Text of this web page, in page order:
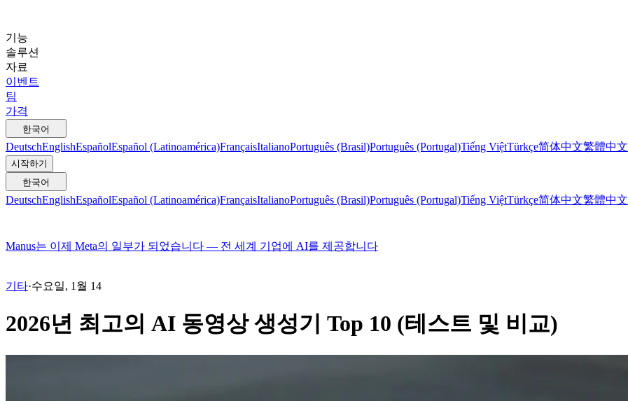
기능
솔루션
자료
이벤트
팀
가격
한국어
DeutschEnglishEspañolEspañol (Latinoamérica)FrançaisItalianoPortuguês (Brasil)Português (Portugal)Tiếng ViệtTürkçe简体中文繁體中文
시작하기
한국어
DeutschEnglishEspañolEspañol (Latinoamérica)FrançaisItalianoPortuguês (Brasil)Português (Portugal)Tiếng ViệtTürkçe简体中文繁體中文
Manus는 이제 Meta의 일부가 되었습니다 — 전 세계 기업에 AI를 제공합니다
기타·수요일, 1월 14
2026년 최고의 AI 동영상 생성기 Top 10 (테스트 및 비교)